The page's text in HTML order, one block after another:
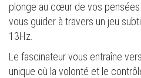
plonge au cœur de vos
vous guider à travers un jeu
13Hz.
Le fascinateur vous entraîne
unique où la volonté et le